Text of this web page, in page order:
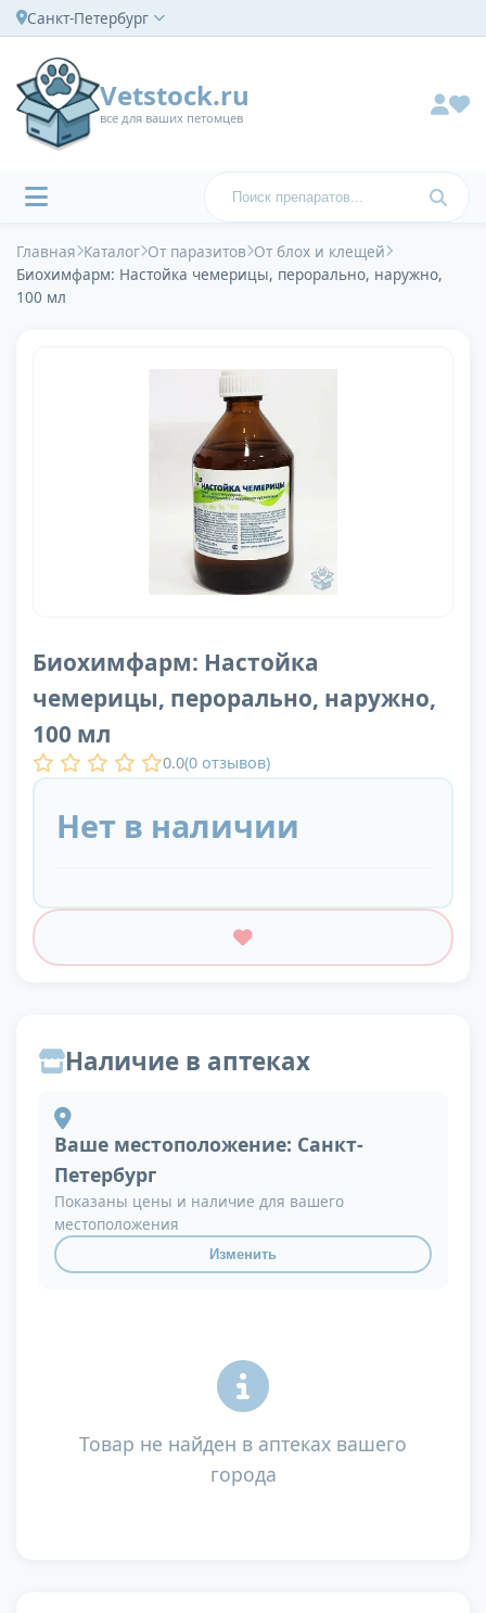
Санкт-Петербург
Vetstock.ru
все для ваших петомцев
Главная Каталог От паразитов От блох и клещей
Биохимфарм: Настойка чемерицы, перорально, наружно,
100 мл
Биохимфарм: Настойка
чемерицы, перорально, наружно,
100 мл
0.0(0 отзывов)
Нет в наличии
Наличие в аптеках
Ваше местоположение: Санкт-
Петербург
Показаны цены и наличие для вашего
местоположения
Изменить
Товар не найден в аптеках вашего
города